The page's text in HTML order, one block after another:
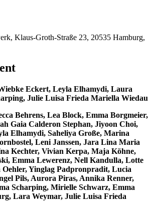
Klaus-Groth-Straße 23, 20535 Hamburg,
Eckert, Leyla Elhamydi, Laura
Julie Luisa Frieda Mariella Wiedau
Behrens, Lea Block, Emma Borgmeier,
Gaia Calderon Stephan, Jiyoon Choi,
Elhamydi, Saheliya Große, Marina
Leni Janssen, Jara Lina Maria
Kechter, Vivian Kerpa, Maja Köhne,
Emma Lewerenz, Nell Kandulla, Lotte
Oehler, Yinglag Padpronpradit, Lucia
Pils, Aurora Piras, Annika Renner,
Scharping, Mirielle Schwarz, Emma
Lara Weymar, Julie Luisa Frieda